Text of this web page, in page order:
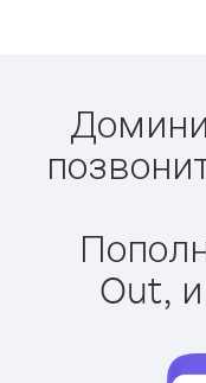
Out,